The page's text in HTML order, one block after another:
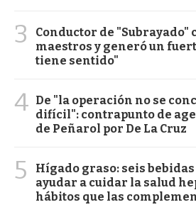
3
Conductor de "Subrayado"
maestros y generó un
tiene sentido"
4 De "la operación no se
difícil": contrapunto de
de Peñarol por De La Cruz
5
Hígado graso: seis
ayudar a cuidar la salud
hábitos que las